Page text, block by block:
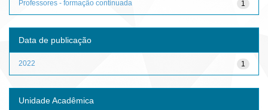
1
Professores - formação continuada
Data de publicação
1
2022
Unidade Acadêmica